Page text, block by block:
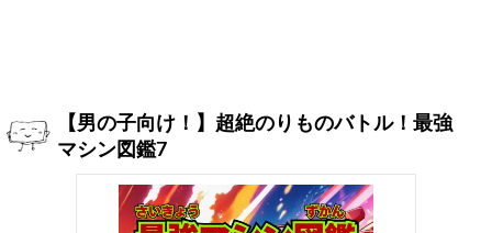
【男の子向け！】超絶のりものバトル！最強
マシン図鑑7